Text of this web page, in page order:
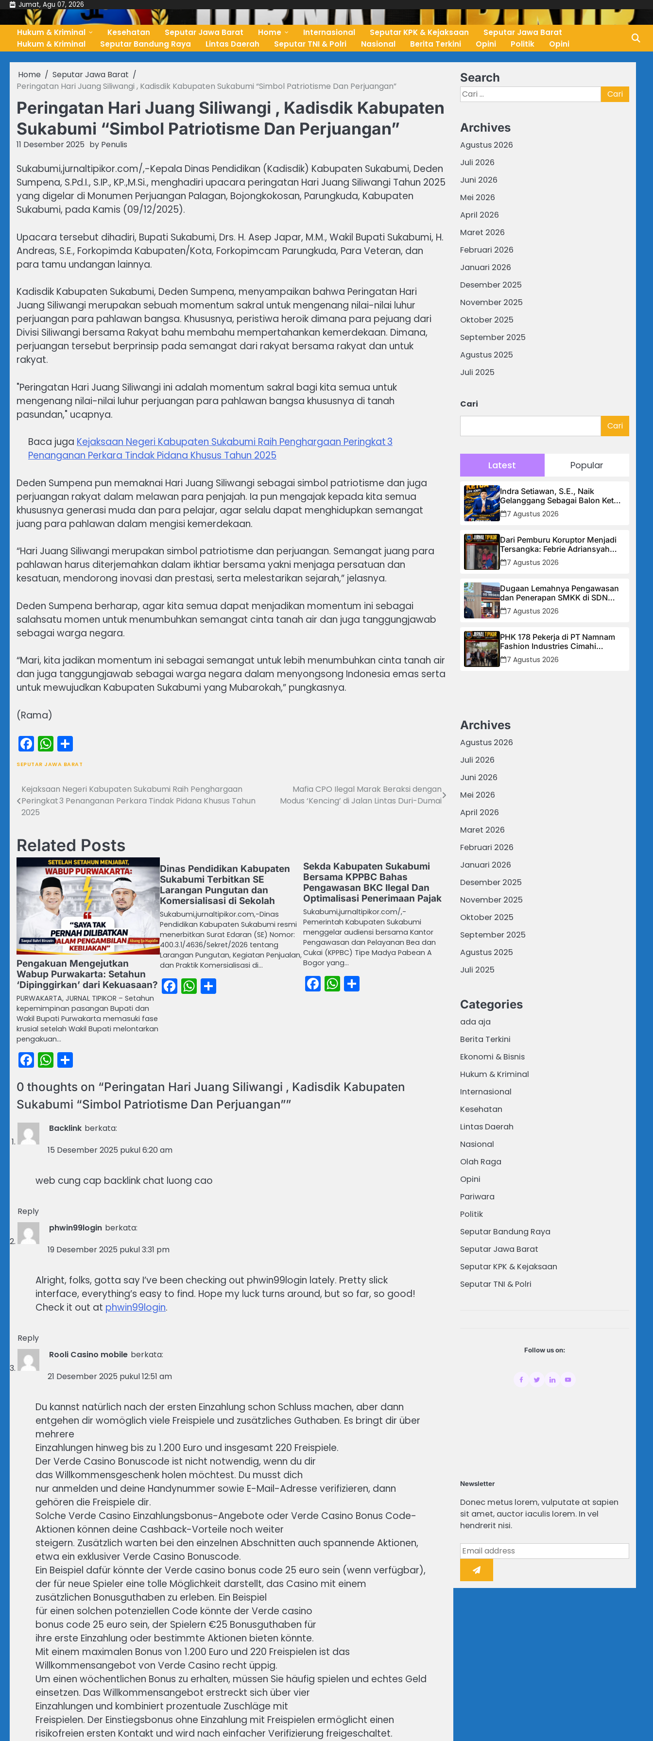
Skip
content
Jumat, Agu 07, 2026
Hukum & Kriminal Kesehatan Seputar Jawa Barat Home Internasional Seputar KPK & Kejaksaan
Seputar Jawa Barat
Hukum & Kriminal
Seputar Bandung Raya Lintas Daerah Seputar TNI & Polri Nasional Berita Terkini Opini Politik Opini
Home
Seputar Jawa Barat
Peringatan Hari Juang Siliwangi , Kadisdik Kabupaten Sukabumi “Simbol Patriotisme Dan Perjuangan”
Peringatan Hari Juang Siliwangi , Kadisdik Kabupaten
Sukabumi “Simbol Patriotisme Dan Perjuangan”
11 Desember 2025 by Penulis
Sukabumi,jurnaltipikor.com/,-Kepala Dinas Pendidikan (Kadisdik) Kabupaten Sukabumi, Deden
Sumpena, S.Pd.I., S.IP., KP.,M.Si., menghadiri upacara peringatan Hari Juang Siliwangi Tahun 2025
yang digelar di Monumen Perjuangan Palagan, Bojongkokosan, Parungkuda, Kabupaten
Sukabumi, pada Kamis (09/12/2025).
Upacara tersebut dihadiri, Bupati Sukabumi, Drs. H. Asep Japar, M.M., Wakil Bupati Sukabumi, H.
Andreas, S.E., Forkopimda Kabupaten/Kota, Forkopimcam Parungkuda, Para Veteran, dan
para tamu undangan lainnya.
Kadisdik Kabupaten Sukabumi, Deden Sumpena, menyampaikan bahwa Peringatan Hari
Juang Siliwangi merupakan sebuah momentum sakral untuk mengenang nilai-nilai luhur
perjuangan para pahlawan bangsa. Khususnya, peristiwa heroik dimana para pejuang dari
Divisi Siliwangi bersama Rakyat bahu membahu mempertahankan kemerdekaan. Dimana,
perjuangan tersebut berprinsip pada semangat dari rakyat bersama rakyat dan untuk
rakyat.
"Peringatan Hari Juang Siliwangi ini adalah momentum sakral bagi kita semua untuk
mengenang nilai-nilai luhur perjuangan para pahlawan bangsa khususnya di tanah
pasundan," ucapnya.
Baca juga Kejaksaan Negeri Kabupaten Sukabumi Raih Penghargaan Peringkat 3
Penanganan Perkara Tindak Pidana Khusus Tahun 2025
Deden Sumpena pun memaknai Hari Juang Siliwangi sebagai simbol patriotisme dan juga
perjuangan rakyat dalam melawan para penjajah. Ia pun mengajak kepada kita semua
khususnya generasi muda dan para pelajar, agar selalu dapat menghidupkan semangat
juang para pahlawan dalam mengisi kemerdekaan.
“Hari Juang Siliwangi merupakan simbol patriotisme dan perjuangan. Semangat juang para
pahlawan harus diterjemahkan dalam ikhtiar bersama yakni menjaga persatuan dan
kesatuan, mendorong inovasi dan prestasi, serta melestarikan sejarah,” jelasnya.
Deden Sumpena berharap, agar kita semua dapat menjadikan momentum ini sebagai
salahsatu momen untuk menumbuhkan semangat cinta tanah air dan juga tanggungjawab
sebagai warga negara.
“Mari, kita jadikan momentum ini sebagai semangat untuk lebih menumbuhkan cinta tanah air
dan juga tanggungjawab sebagai warga negara dalam menyongsong Indonesia emas serta
untuk mewujudkan Kabupaten Sukabumi yang Mubarokah,” pungkasnya.
(Rama)
Facebook
WhatsApp
SEPUTAR JAWA BARAT
Navigasi
pos
Kejaksaan Negeri Kabupaten Sukabumi Raih Penghargaan
Peringkat 3 Penanganan Perkara Tindak Pidana Khusus Tahun
2025
Mafia CPO Ilegal Marak Beraksi dengan
Modus ‘Kencing’ di Jalan Lintas Duri-Dumai
Related Posts
Pengakuan Mengejutkan
Wabup Purwakarta: Setahun
‘Dipinggirkan’ dari Kekuasaan?
PURWAKARTA, JURNAL TIPIKOR – Setahun
kepemimpinan pasangan Bupati dan
Wakil Bupati Purwakarta memasuki fase
krusial setelah Wakil Bupati melontarkan
pengakuan…
Facebook
WhatsApp
Dinas Pendidikan Kabupaten
Sukabumi Terbitkan SE
Larangan Pungutan dan
Komersialisasi di Sekolah
Sukabumi,jurnaltipikor.com,-Dinas
Pendidikan Kabupaten Sukabumi resmi
menerbitkan Surat Edaran (SE) Nomor:
400.3.1/4636/Sekret/2026 tentang
Larangan Pungutan, Kegiatan Penjualan,
dan Praktik Komersialisasi di…
Facebook
WhatsApp
Share
Sekda Kabupaten Sukabumi
Bersama KPPBC Bahas
Pengawasan BKC Ilegal Dan
Optimalisasi Penerimaan Pajak
Sukabumi,jurnaltipikor.com/,-
Pemerintah Kabupaten Sukabumi
menggelar audiensi bersama Kantor
Pengawasan dan Pelayanan Bea dan
Cukai (KPPBC) Tipe Madya Pabean A
Bogor yang…
Facebook
WhatsApp
Share
0 thoughts on “Peringatan Hari Juang Siliwangi , Kadisdik Kabupaten
Sukabumi “Simbol Patriotisme Dan Perjuangan””
Backlink berkata:
15 Desember 2025 pukul 6:20 am
web cung cap backlink chat luong cao
Reply
phwin99login berkata:
19 Desember 2025 pukul 3:31 pm
Alright, folks, gotta say I’ve been checking out phwin99login lately. Pretty slick
interface, everything’s easy to find. Hope my luck turns around, but so far, so good!
Check it out at phwin99login.
Reply
Rooli Casino mobile berkata:
21 Desember 2025 pukul 12:51 am
Du kannst natürlich nach der ersten Einzahlung schon Schluss machen, aber dann
entgehen dir womöglich viele Freispiele und zusätzliches Guthaben. Es bringt dir über
mehrere
Einzahlungen hinweg bis zu 1.200 Euro und insgesamt 220 Freispiele.
Der Verde Casino Bonuscode ist nicht notwendig, wenn du dir
das Willkommensgeschenk holen möchtest. Du musst dich
nur anmelden und deine Handynummer sowie E-Mail-Adresse verifizieren, dann
gehören die Freispiele dir.
Solche Verde Casino Einzahlungsbonus-Angebote oder Verde Casino Bonus Code-
Aktionen können deine Cashback-Vorteile noch weiter
steigern. Zusätzlich warten bei den einzelnen Abschnitten auch spannende Aktionen,
etwa ein exklusiver Verde Casino Bonuscode.
Ein Beispiel dafür könnte der Verde casino bonus code 25 euro sein (wenn verfügbar),
der für neue Spieler eine tolle Möglichkeit darstellt, das Casino mit einem
zusätzlichen Bonusguthaben zu erleben. Ein Beispiel
für einen solchen potenziellen Code könnte der Verde casino
bonus code 25 euro sein, der Spielern €25 Bonusguthaben für
ihre erste Einzahlung oder bestimmte Aktionen bieten könnte.
Mit einem maximalen Bonus von 1.200 Euro und 220 Freispielen ist das
Willkommensangebot von Verde Casino recht üppig.
Um einen wöchentlichen Bonus zu erhalten, müssen Sie häufig spielen und echtes Geld
einsetzen. Das Willkommensangebot erstreckt sich über vier
Einzahlungen und kombiniert prozentuale Zuschläge mit
Freispielen. Der Einstiegsbonus ohne Einzahlung mit Freispielen ermöglicht einen
risikofreien ersten Kontakt und wird nach einfacher Verifizierung freigeschaltet.
Search
Cari
untuk:
Archives
Agustus 2026
Juli 2026
Juni 2026
Mei 2026
April 2026
Maret 2026
Februari 2026
Januari 2026
Desember 2025
November 2025
Oktober 2025
September 2025
Agustus 2025
Juli 2025
Cari
Cari
Latest Popular
Indra Setiawan, S.E., Naik
Gelanggang Sebagai Balon Ketua
DPK KNPI Kecamatan Ciambar
7 Agustus 2026
Dari Pemburu Koruptor Menjadi
Tersangka: Febrie Adriansyah
Tiba di Kejagung Berborgol, Bawa
Map Biru dan Senyum Penuh
7 Agustus 2026
Dugaan Lemahnya Pengawasan
dan Penerapan SMKK di SDN
Manggis, Ketua Komisi IV “Kami
Tidak Akan Segan Menindak”
7 Agustus 2026
PHK 178 Pekerja di PT Namnam
Fashion Industries Cimahi
Dipertanyakan: Perusahaan Klaim
Rugi, Laporan Keuangan Justru
7 Agustus 2026
Archives
Agustus 2026
Juli 2026
Juni 2026
Mei 2026
April 2026
Maret 2026
Februari 2026
Januari 2026
Desember 2025
November 2025
Oktober 2025
September 2025
Agustus 2025
Juli 2025
Categories
ada aja
Berita Terkini
Ekonomi & Bisnis
Hukum & Kriminal
Internasional
Kesehatan
Lintas Daerah
Nasional
Olah Raga
Opini
Pariwara
Politik
Seputar Bandung Raya
Seputar Jawa Barat
Seputar KPK & Kejaksaan
Seputar TNI & Polri
Follow us on:
Newsletter
Donec metus lorem, vulputate at sapien
sit amet, auctor iaculis lorem. In vel
hendrerit nisi.